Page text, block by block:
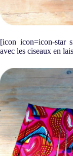
[icon icon=icon-star
avec les ciseaux en